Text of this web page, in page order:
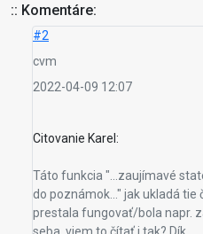
:: Komentáre:
#2
cvm
2022-04-09 12:07
Citovanie Karel:
Táto funkcia "...zaujímavé
do poznámok..." jak ukladá tie
prestala fungovať/bola napr.